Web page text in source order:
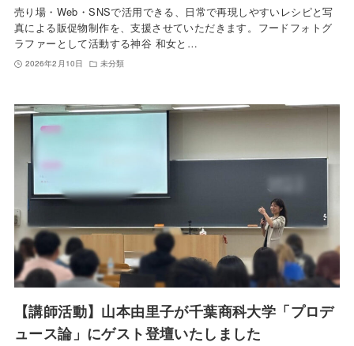
売り場・Web・SNSで活用できる、日常で再現しやすいレシピと写
真による販促物制作を、支援させていただきます。⁡フードフォトグ
ラファーとして活動する神谷 和女と…
2026年2月10日 未分類
【講師活動】山本由里子が千葉商科大学「プロデ
ュース論」にゲスト登壇いたしました